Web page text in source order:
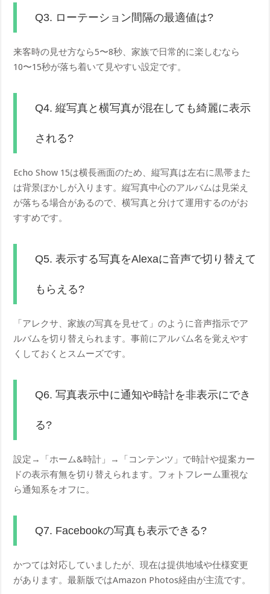
Q3. ローテーション間隔の最適値は?
来客時の見せ方なら5〜8秒、家族で日常的に楽しむなら
10〜15秒が落ち着いて見やすい設定です。
Q4. 縦写真と横写真が混在しても綺麗に表示
される?
Echo Show 15は横長画面のため、縦写真は左右に黒帯また
は背景ぼかしが入ります。縦写真中心のアルバムは見栄え
が落ちる場合があるので、横写真と分けて運用するのがお
すすめです。
Q5. 表示する写真をAlexaに音声で切り替えて
もらえる?
「アレクサ、家族の写真を見せて」のように音声指示でア
ルバムを切り替えられます。事前にアルバム名を覚えやす
くしておくとスムーズです。
Q6. 写真表示中に通知や時計を非表示にでき
る?
設定→「ホーム&時計」→「コンテンツ」で時計や提案カー
ドの表示有無を切り替えられます。フォトフレーム重視な
ら通知系をオフに。
Q7. Facebookの写真も表示できる?
かつては対応していましたが、現在は提供地域や仕様変更
があります。最新版ではAmazon Photos経由が主流です。